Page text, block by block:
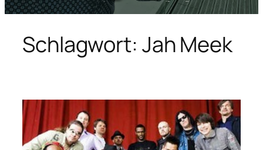
Schlagwort: Jah Meek